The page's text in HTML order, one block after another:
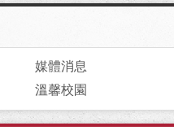
媒體消息
溫馨校園